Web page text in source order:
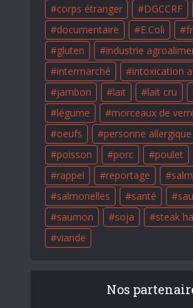
corps étranger
DGCCRF
documentaire
E.Coli
gluten
industrie
intermarché
intoxication
jambon
lait lait cru
légume
morceaux de
oeufs
personne allergique
poisson
porc poulet
rappel
reportage
salmonelles
santé
saumon
soja steak
viande
Nos